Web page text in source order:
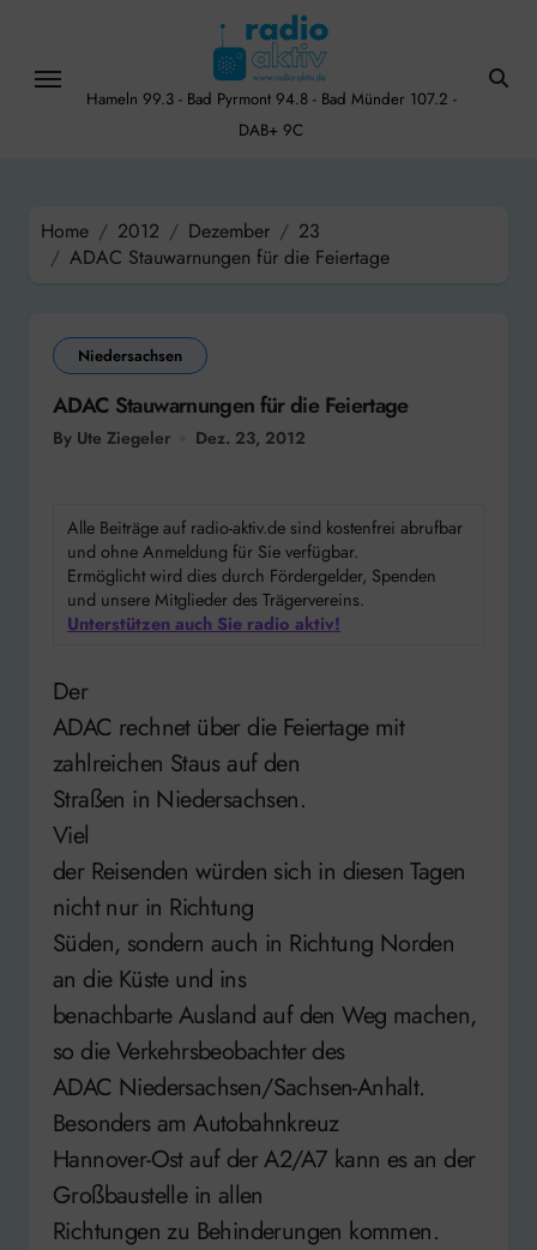
content
Hameln 99.3 - Bad Pyrmont 94.8 - Bad Münder 107.2 -
DAB+ 9C
Home 2012 Dezember
23
ADAC Stauwarnungen für die Feiertage
Niedersachsen
ADAC Stauwarnungen für die Feiertage
By Ute Ziegeler Dez. 23, 2012
Alle Beiträge auf radio-aktiv.de sind kostenfrei abrufbar
und ohne Anmeldung für Sie verfügbar.
Ermöglicht wird dies durch Fördergelder, Spenden
und unsere Mitglieder des Trägervereins.
Unterstützen auch Sie radio aktiv!
Der
ADAC rechnet über die Feiertage mit
zahlreichen Staus auf den
Straßen in Niedersachsen.
Viel
der Reisenden würden sich in diesen Tagen
nicht nur in Richtung
Süden, sondern auch in Richtung Norden
an die Küste und ins
benachbarte Ausland auf den Weg machen,
so die Verkehrsbeobachter des
ADAC Niedersachsen/Sachsen-Anhalt.
Besonders am Autobahnkreuz
Hannover-Ost auf der A2/A7 kann es an der
Großbaustelle in allen
Richtungen zu Behinderungen kommen.